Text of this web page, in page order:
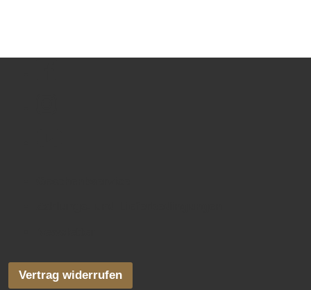
Vertrag widerrufen